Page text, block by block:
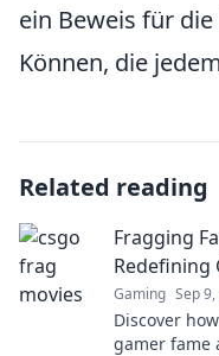
ein Beweis für
Können, die
Related reading
Fragging
Redefining
Gaming Sep
Discover
gamer fame